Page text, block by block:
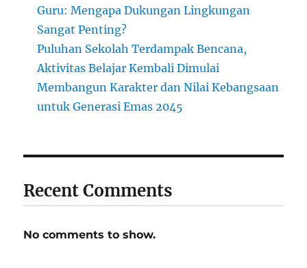
Guru: Mengapa Dukungan Lingkungan
Sangat Penting?
Puluhan Sekolah Terdampak Bencana,
Aktivitas Belajar Kembali Dimulai
Membangun Karakter dan Nilai Kebangsaan
untuk Generasi Emas 2045
Recent Comments
No comments to show.